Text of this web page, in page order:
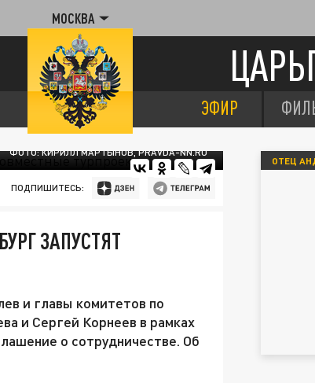
МОСКВА
ЭФИР
ФОТО: КИРИЛЛ МАРТЫНОВ, PRAVDA-NN.RU
ПОДПИШИТЕСЬ:
ЗАПУСТЯТ
и главы комитетов по
и Сергей Корнеев в рамках
о сотрудничестве. Об
ОТЕЦ